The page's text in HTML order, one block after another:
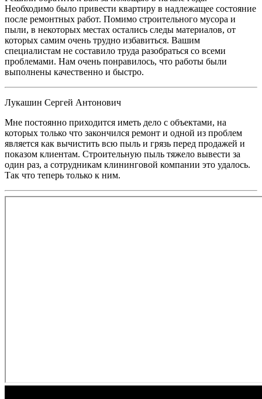
Необходимо было привести квартиру в надлежащее состояние
после ремонтных работ. Помимо строительного мусора и
пыли, в некоторых местах остались следы материалов, от
которых самим очень трудно избавиться. Вашим
специалистам не составило труда разобраться со всеми
проблемами. Нам очень понравилось, что работы были
выполнены качественно и быстро.
Лукашин Сергей Антонович
Мне постоянно приходится иметь дело с объектами, на
которых только что закончился ремонт и одной из проблем
является как вычистить всю пыль и грязь перед продажей и
показом клиентам. Строительную пыль тяжело вывести за
один раз, а сотрудникам клининговой компании это удалось.
Так что теперь только к ним.